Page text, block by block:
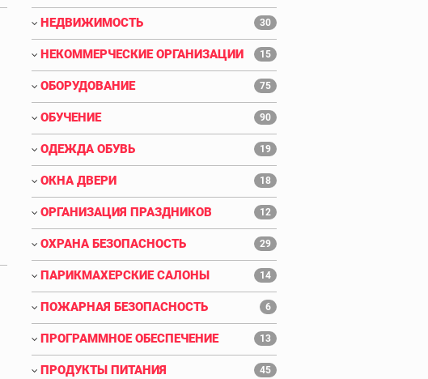
НЕДВИЖИМОСТЬ 30
НЕКОММЕРЧЕСКИЕ ОРГАНИЗАЦИИ 15
ОБОРУДОВАНИЕ 75
ОБУЧЕНИЕ 90
ОДЕЖДА ОБУВЬ 19
ОКНА ДВЕРИ 18
ОРГАНИЗАЦИЯ ПРАЗДНИКОВ 12
ОХРАНА БЕЗОПАСНОСТЬ 29
ПАРИКМАХЕРСКИЕ САЛОНЫ 14
ПОЖАРНАЯ БЕЗОПАСНОСТЬ 6
ПРОГРАММНОЕ ОБЕСПЕЧЕНИЕ 13
ПРОДУКТЫ ПИТАНИЯ 45